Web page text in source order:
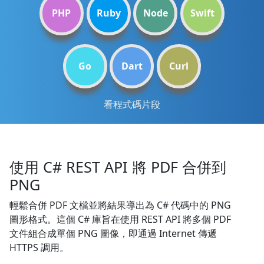
PHP Ruby Node Swift
Go Dart Curl
看程式碼片段
使用 C# REST API 將 PDF 合併到
PNG
輕鬆合併 PDF 文檔並將結果導出為 C# 代碼中的 PNG
圖形格式。這個 C# 庫旨在使用 REST API 將多個 PDF
文件組合成單個 PNG 圖像，即通過 Internet 傳遞
HTTPS 調用。